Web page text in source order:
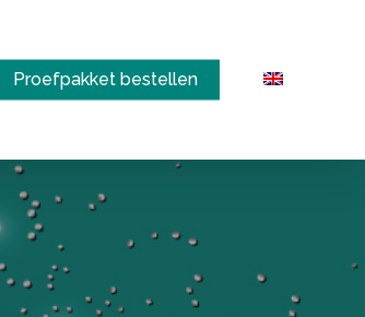
Proefpakket bestellen